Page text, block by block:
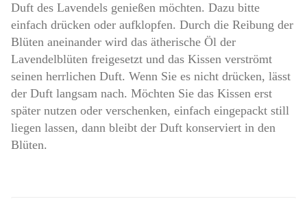
Duft des Lavendels genießen möchten. Dazu bitte
einfach drücken oder aufklopfen. Durch die Reibung der
Blüten aneinander wird das ätherische Öl der
Lavendelblüten freigesetzt und das Kissen verströmt
seinen herrlichen Duft. Wenn Sie es nicht drücken, lässt
der Duft langsam nach. Möchten Sie das Kissen erst
später nutzen oder verschenken, einfach eingepackt still
liegen lassen, dann bleibt der Duft konserviert in den
Blüten.